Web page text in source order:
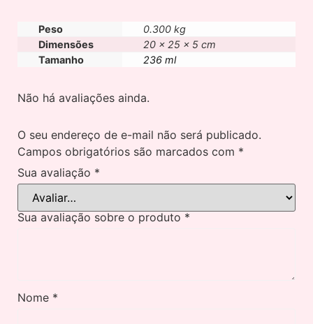
Peso
0.300 kg
Dimensões
20 × 25 × 5 cm
Tamanho
236 ml
Não há avaliações ainda.
O seu endereço de e-mail não será publicado.
Campos obrigatórios são marcados com *
Sua avaliação *
Sua avaliação sobre o produto *
Nome *